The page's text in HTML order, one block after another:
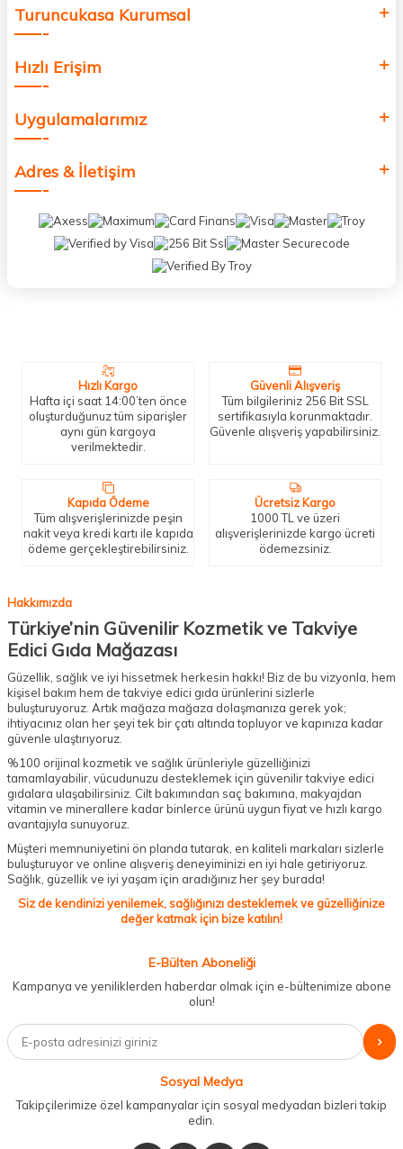
Turuncukasa Kurumsal
Hızlı Erişim
Uygulamalarımız
Adres & İletişim
Hızlı Kargo
Hafta içi saat 14:00’ten önce
oluşturduğunuz tüm siparişler
aynı gün kargoya
verilmektedir.
Güvenli Alışveriş
Tüm bilgileriniz 256 Bit SSL
sertifikasıyla korunmaktadır.
Güvenle alışveriş yapabilirsiniz.
Kapıda Ödeme
Tüm alışverişlerinizde peşin
nakit veya kredi kartı ile kapıda
ödeme gerçekleştirebilirsiniz.
Ücretsiz Kargo
1000 TL ve üzeri
alışverişlerinizde kargo ücreti
ödemezsiniz.
Hakkımızda
Türkiye’nin Güvenilir Kozmetik ve Takviye
Edici Gıda Mağazası
Güzellik, sağlık ve iyi hissetmek herkesin hakkı! Biz de bu vizyonla, hem
kişisel bakım hem de takviye edici gıda ürünlerini sizlerle
buluşturuyoruz. Artık mağaza mağaza dolaşmanıza gerek yok;
ihtiyacınız olan her şeyi tek bir çatı altında topluyor ve kapınıza kadar
güvenle ulaştırıyoruz.
%100 orijinal kozmetik ve sağlık ürünleriyle güzelliğinizi
tamamlayabilir, vücudunuzu desteklemek için güvenilir takviye edici
gıdalara ulaşabilirsiniz. Cilt bakımından saç bakımına, makyajdan
vitamin ve minerallere kadar binlerce ürünü uygun fiyat ve hızlı kargo
avantajıyla sunuyoruz.
Müşteri memnuniyetini ön planda tutarak, en kaliteli markaları sizlerle
buluşturuyor ve online alışveriş deneyiminizi en iyi hale getiriyoruz.
Sağlık, güzellik ve iyi yaşam için aradığınız her şey burada!
Siz de kendinizi yenilemek, sağlığınızı desteklemek ve güzelliğinize
değer katmak için bize katılın!
E-Bülten Aboneliği
Kampanya ve yeniliklerden haberdar olmak için e-bültenimize abone
olun!
Sosyal Medya
Takipçilerimize özel kampanyalar için sosyal medyadan bizleri takip
edin.